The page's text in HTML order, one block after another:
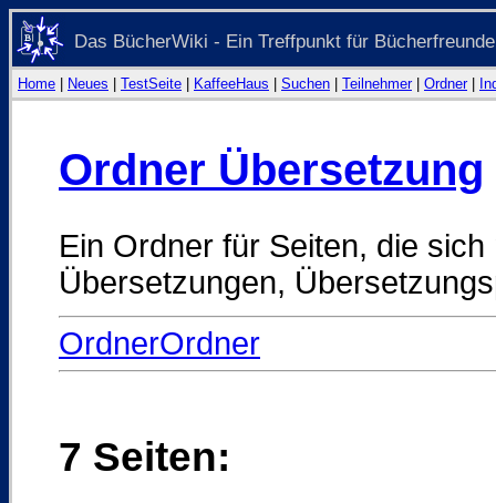
Das BücherWiki - Ein Treffpunkt für Bücherfreunde
Home Neues TestSeite KaffeeHaus Suchen Teilnehmer| Ordner|
Ordner Übersetzung
Ein Ordner für Seiten, die
Übersetzungen,
OrdnerOrdner
7 Seiten: